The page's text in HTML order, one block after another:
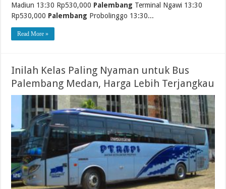
Madiun 13:30 Rp530,000 Palembang Terminal Ngawi 13:30
Rp530,000 Palembang Probolinggo 13:30...
Read More »
Inilah Kelas Paling Nyaman untuk Bus
Palembang Medan, Harga Lebih Terjangkau